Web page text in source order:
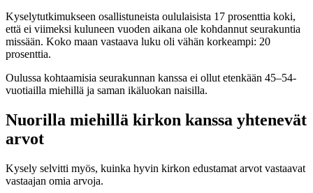
Kyselytutkimukseen osallistuneista oululaisista 17 prosenttia koki,
että ei viimeksi kuluneen vuoden aikana ole kohdannut seurakuntia
missään. Koko maan vastaava luku oli vähän korkeampi: 20
prosenttia.
Oulussa kohtaamisia seurakunnan kanssa ei ollut etenkään 45–54-
vuotiailla miehillä ja saman ikäluokan naisilla.
Nuorilla miehillä kirkon kanssa yhtenevät
arvot
Kysely selvitti myös, kuinka hyvin kirkon edustamat arvot vastaavat
vastaajan omia arvoja.